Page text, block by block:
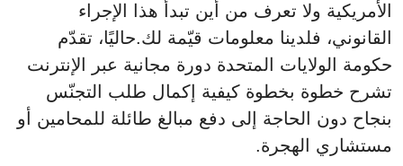
الأمريكية ولا تعرف من أين تبدأ هذا الإجراء
القانوني، فلدينا معلومات قيّمة لك.حاليًا، تقدّم
حكومة الولايات المتحدة دورة مجانية عبر الإنترنت
تشرح خطوة بخطوة كيفية إكمال طلب التجنّس
بنجاح دون الحاجة إلى دفع مبالغ طائلة للمحامين أو
مستشاري الهجرة.